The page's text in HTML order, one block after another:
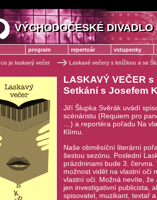
VÝCHODOČESKÉ
VÝCHODOČESKÉ DIVADLO
program repertoár vstupenky
co je laskavý večer Laskavé večery s knížkou a se
LASKAVÝ VEČER
Setkání s Josefem
Jiří Šlupka Svěrák uvádí
scénáristu (Requiem pro
…) a reportéra pořadu Na
Klímu.
Naše obměsíční literární
šestou sezónu. Poslední
prázdninami bude 3.
možnost vidět na vlastní oči
vlastní oči. Možná nevíte,
jen investigativní publicista,
spisovatel, muzikant, textař